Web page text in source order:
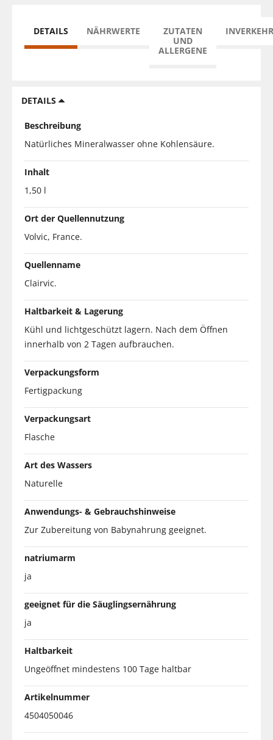
DETAILS NÄHRWERTE
ZUTATEN
UND
ALLERGENE
DETAILS
Beschreibung
Natürliches Mineralwasser ohne Kohlensäure.
Inhalt
1,50 l
Ort der Quellennutzung
Volvic, France.
Quellenname
Clairvic.
Haltbarkeit & Lagerung
Kühl und lichtgeschützt lagern. Nach dem Öffnen
innerhalb von 2 Tagen aufbrauchen.
Verpackungsform
Fertigpackung
Verpackungsart
Flasche
Art des Wassers
Naturelle
Anwendungs- & Gebrauchshinweise
Zur Zubereitung von Babynahrung geeignet.
natriumarm
ja
geeignet für die Säuglingsernährung
ja
Haltbarkeit
Ungeöffnet mindestens 100 Tage haltbar
Artikelnummer
4504050046